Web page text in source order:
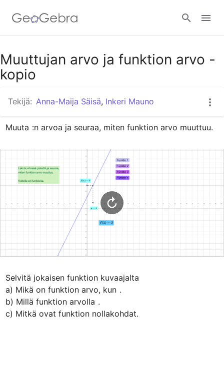
Google Classroom
Kirjaudu
Muuttujan arvo ja funktion arvo -
kopio
Tekijä: Anna-Maija Säisä, Inkeri Mauno
Muuta :n arvoa ja seuraa, miten funktion arvo muuttuu.
Selvitä jokaisen funktion kuvaajalta
a) Mikä on funktion arvo, kun .
b) Millä funktion arvolla .
c) Mitkä ovat funktion nollakohdat.